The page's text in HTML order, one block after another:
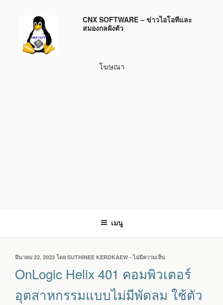
บทความ
CNX SOFTWARE – ข่าวไอโอทีและ
สมองกลฝังตัว
โฆษณา
เมนู
เขียน
ที่
มีนาคม 22, 2023 โดย SUTHINEE KERDKAEW -ไม่มีความเห็น
ONLOGIC
HELIX
คอมพิวเตอร์
OnLogic Helix 401 คอมพิวเตอร์
อุตสาหกรรมแบบไม่มีพัดลม ใช้ตัว